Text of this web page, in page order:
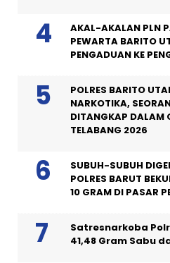
AKAL-AKALAN PLN
PEWARTA BARITO
PENGADUAN KE
POLRES BARITO
NARKOTIKA,
DITANGKAP DALAM
TELABANG 2026
SUBUH-SUBUH
POLRES BARUT
10 GRAM DI PASAR
Satresnarkoba
41,48 Gram Sabu